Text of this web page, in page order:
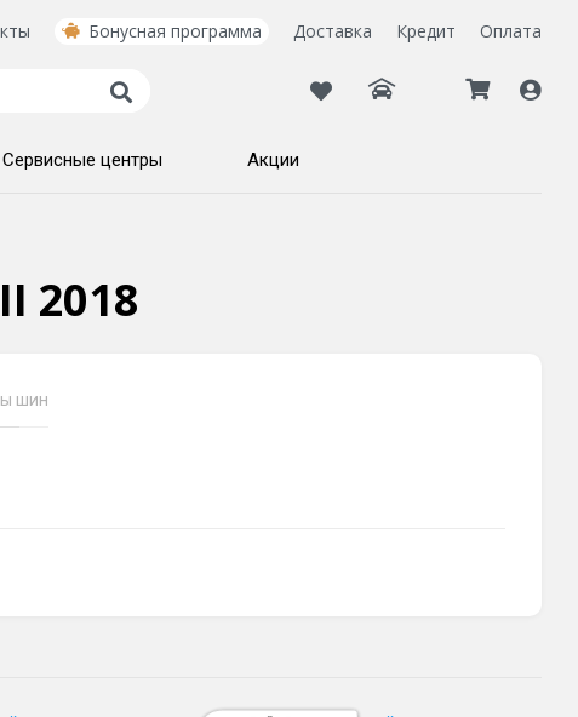
Бонусная программа Доставка Кредит Оплата
Сервисные центры Акции
2018
шин